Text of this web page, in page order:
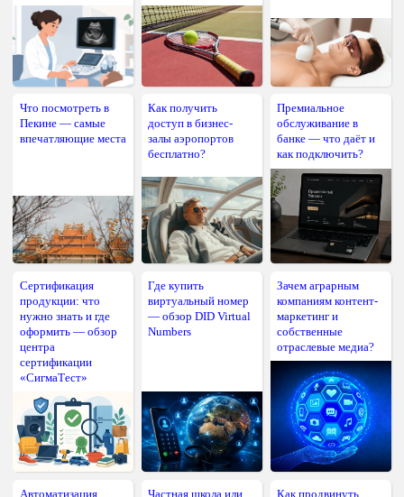
Что посмотреть в
Пекине — самые
впечатляющие места
Как получить
доступ в бизнес-
залы аэропортов
бесплатно?
Премиальное
обслуживание в
банке — что даёт и
как подключить?
Сертификация
продукции: что
нужно знать и где
оформить — обзор
центра
сертификации
«СигмаТест»
Где купить
виртуальный номер
— обзор DID Virtual
Numbers
Зачем аграрным
компаниям контент-
маркетинг и
собственные
отраслевые медиа?
Автоматизация Частная школа или Как продвинуть